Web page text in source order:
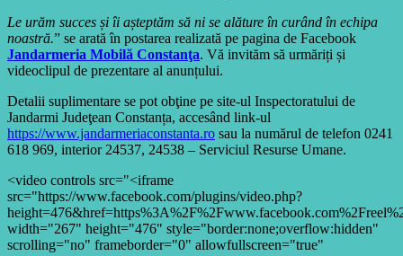
Le urăm succes și îi așteptăm să ni se alăture în curând în echipa
noastră.” se arată în postarea realizată pe pagina de Facebook
Jandarmeria Mobilă Constanţa. Vă invităm să urmăriți și
videoclipul de prezentare al anunțului.
Detalii suplimentare se pot obţine pe site-ul Inspectoratului de
Jandarmi Judeţean Constanța, accesând link-ul
https://www.jandarmeriaconstanta.ro sau la numărul de telefon 0241
618 969, interior 24537, 24538 – Serviciul Resurse Umane.
<video controls src="<iframe
src="https://www.facebook.com/plugins/video.php?
width="267" height="476" style="border:none;overflow:hidden"
scrolling="no" frameborder="0" allowfullscreen="true"